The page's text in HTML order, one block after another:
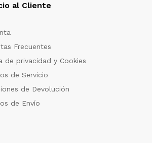
al Cliente
Frecuentes
de privacidad y Cookies
de Servicio
de Devolución
de Envío